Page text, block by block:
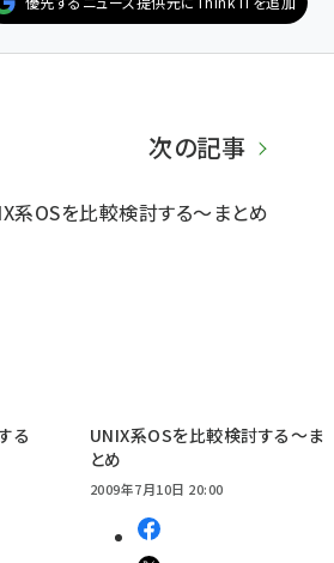
次の記事
系OSを比較検討する～まとめ
る
UNIX系OSを比較検討する～ま
とめ
2009年7月10日 20:00